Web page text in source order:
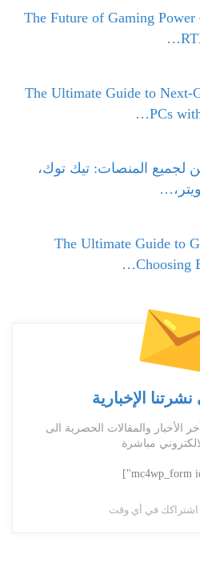
The Future of Gaming
The Ultimate Guide to Next-
PCs
لجميع المنصات: تيك توك،
The Ultimate Guide to
Choosing
الإخبارية
الأخبار والمقالات الحصرية الى
مباشرة
اشتراكك في أي وقت